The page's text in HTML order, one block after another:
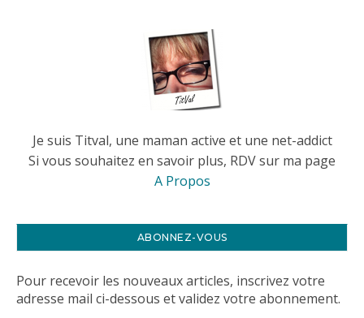
Je suis Titval, une maman active et une net-addict
Si vous souhaitez en savoir plus, RDV sur ma page
A Propos
ABONNEZ-VOUS
Pour recevoir les nouveaux articles, inscrivez votre
adresse mail ci-dessous et validez votre abonnement.